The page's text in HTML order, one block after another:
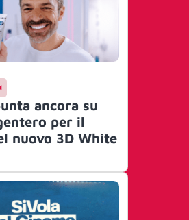
ancora su
per il
nuovo 3D White